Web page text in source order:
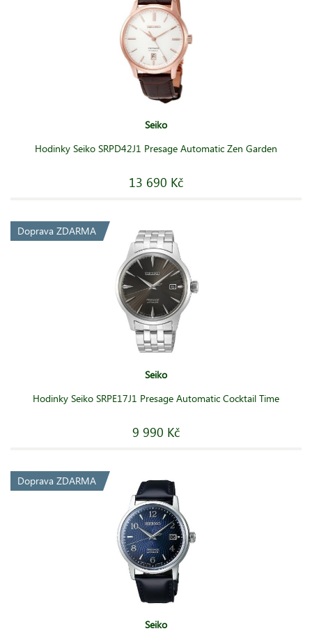
Seiko
Hodinky Seiko SRPD42J1 Presage Automatic Zen Garden
13 690 Kč
Doprava ZDARMA
Seiko
Hodinky Seiko SRPE17J1 Presage Automatic Cocktail Time
9 990 Kč
Doprava ZDARMA
Seiko